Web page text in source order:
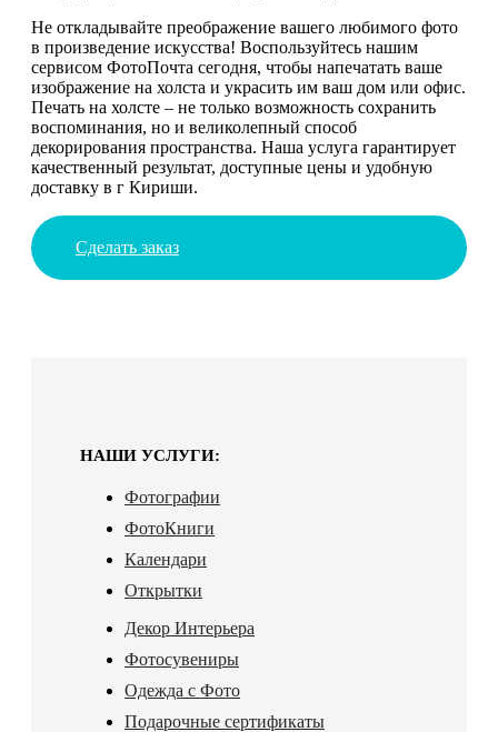
Не откладывайте преображение вашего любимого фото
в произведение искусства! Воспользуйтесь нашим
сервисом ФотоПочта сегодня, чтобы напечатать ваше
изображение на холста и украсить им ваш дом или офис.
Печать на холсте – не только возможность сохранить
воспоминания, но и великолепный способ
декорирования пространства. Наша услуга гарантирует
качественный результат, доступные цены и удобную
доставку в г Кириши.
Сделать заказ
НАШИ УСЛУГИ:
Фотографии
ФотоКниги
Календари
Открытки
Декор Интерьера
Фотосувениры
Одежда с Фото
Подарочные сертификаты